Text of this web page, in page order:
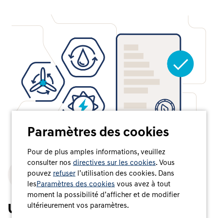
Un système centralisé
Paramètres des cookies
Pour de plus amples informations, veuillez
consulter nos directives sur les cookies. Vous
pouvez refuser l’utilisation des cookies. Dans
les Paramètres des cookies vous avez à tout
moment la possibilité d’afficher et de modifier
ultérieurement vos paramètres.